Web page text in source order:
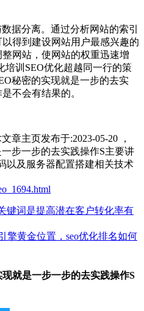
据分离。通过分析网站的索引
得到建设网站用户最感兴趣的
网站，使网站的权重迅速增
培训SEO优化超越同一行的策
秘密的实现就是一步的去实
不会有结果的。
章主页发布于:2023-05-20 ，
步一步的去实践操作S主要讲
以及服务器配置搭建相关技术
键词是提高潜在客户转化率有
擎黄金位置，seo优化排名如何
就是一步一步的去实践操作S